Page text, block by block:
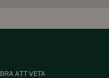
BRA ATT VETA